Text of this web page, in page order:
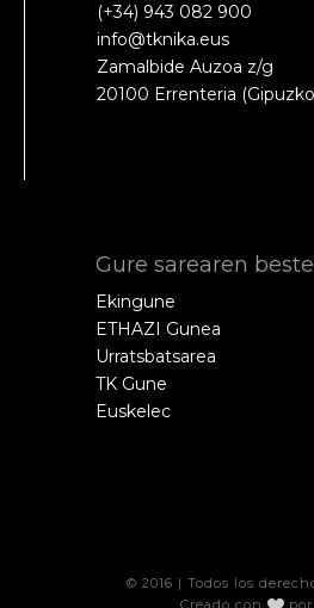
(+34) 943 082 900
info@tknika.eus
Zamalbide Auzoa z/g
20100 Errenteria
Gure sarearen
Ekingune
ETHAZI Gunea
Urratsbatsarea
TK Gune
Euskelec
© 2016 | Todos los
Creado con
por